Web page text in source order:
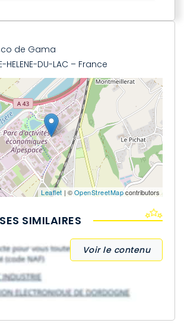
de Gama
HELENE-DU-LAC – France
Leaflet | ©OpenStreetMapcontributors
SIMILAIRES
Voir le contenu